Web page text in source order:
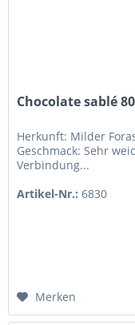
Chocolate sablé
Herkunft: Milder
Geschmack: Sehr
Verbindung...
Artikel-Nr.: 6830
Merken